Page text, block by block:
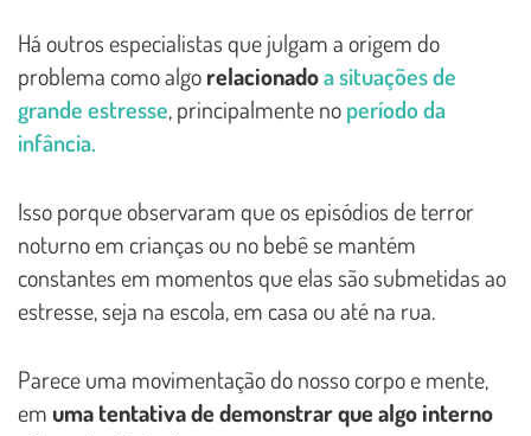
Há outros especialistas que julgam a origem do
problema como algorelacionadoa situações de
grande estresse, principalmente noperíodo da
infância.
Isso porque observaram que os episódios de terror
noturno em crianças ou no bebê se mantém
constantes em momentos que elas são submetidas ao
estresse, seja na escola, em casa ou até na rua.
Parece uma movimentação do nosso corpo e mente,
em uma tentativa de demonstrar que algo interno